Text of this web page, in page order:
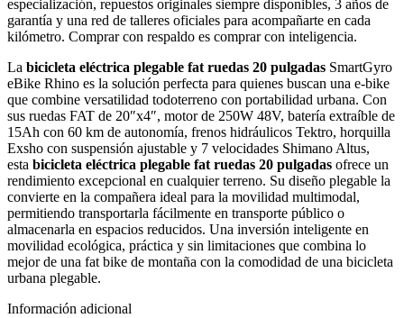
especialización, repuestos originales siempre disponibles, 3 años de
garantía y una red de talleres oficiales para acompañarte en cada
kilómetro. Comprar con respaldo es comprar con inteligencia.
La bicicleta eléctrica plegable fat ruedas 20 pulgadas SmartGyro
eBike Rhino es la solución perfecta para quienes buscan una e-bike
que combine versatilidad todoterreno con portabilidad urbana. Con
sus ruedas FAT de 20″x4″, motor de 250W 48V, batería extraíble de
15Ah con 60 km de autonomía, frenos hidráulicos Tektro, horquilla
Exsho con suspensión ajustable y 7 velocidades Shimano Altus,
esta bicicleta eléctrica plegable fat ruedas 20 pulgadas ofrece un
rendimiento excepcional en cualquier terreno. Su diseño plegable la
convierte en la compañera ideal para la movilidad multimodal,
permitiendo transportarla fácilmente en transporte público o
almacenarla en espacios reducidos. Una inversión inteligente en
movilidad ecológica, práctica y sin limitaciones que combina lo
mejor de una fat bike de montaña con la comodidad de una bicicleta
urbana plegable.
Información adicional